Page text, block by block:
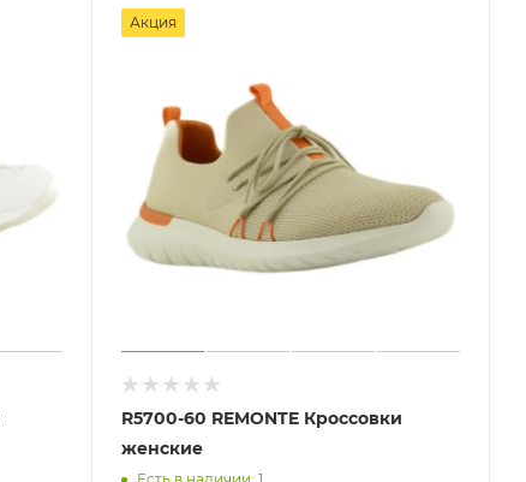
Акция
R5700-60 REMONTE Кроссовки
женские